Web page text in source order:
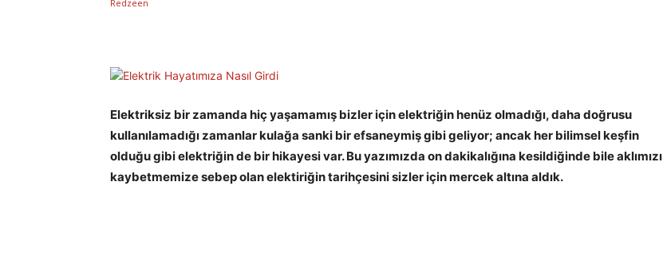
Elektriksiz bir zamanda hiç yaşamamış bizler için elektriğin henüz olmadığı, daha doğrusu
kullanılamadığı zamanlar kulağa sanki bir efsaneymiş gibi geliyor; ancak her bilimsel keşfin
olduğu gibi elektriğin de bir hikayesi var. Bu yazımızda on dakikalığına kesildiğinde bile aklımızı
kaybetmemize sebep olan elektiriğin tarihçesini sizler için mercek altına aldık.